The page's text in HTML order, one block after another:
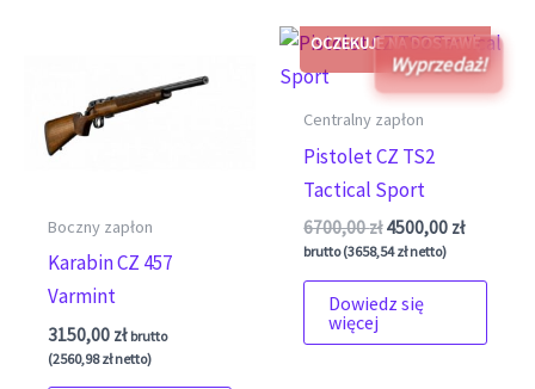
Boczny zapłon
Karabin CZ 457
Varmint
3150,00 zł brutto
(2560,98złnetto)
Wyprzedaż!
Centralny zapłon
Pistolet CZ TS2
Tactical Sport
6700,00złPierwotna cena
4500,00 złAktualna
brutto (3658,54złnetto)
Dowiedz się
więcej